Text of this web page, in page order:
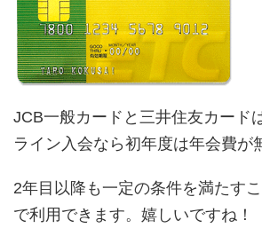
JCB一般カードと三井住友カード
ライン入会なら初年度は年会費が
2年目以降も一定の条件を満たす
で利用できます。嬉しいですね！